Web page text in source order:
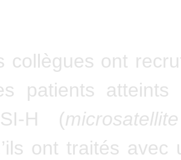
collègues ont
patients atteints
H (
ont traités avec